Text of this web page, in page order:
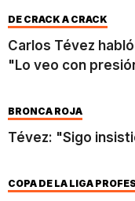
DE CRACK A CRACK
Carlos Tévez
"Lo veo con
BRONCA ROJA
Tévez: "Sigo
COPA DE LA LIGA